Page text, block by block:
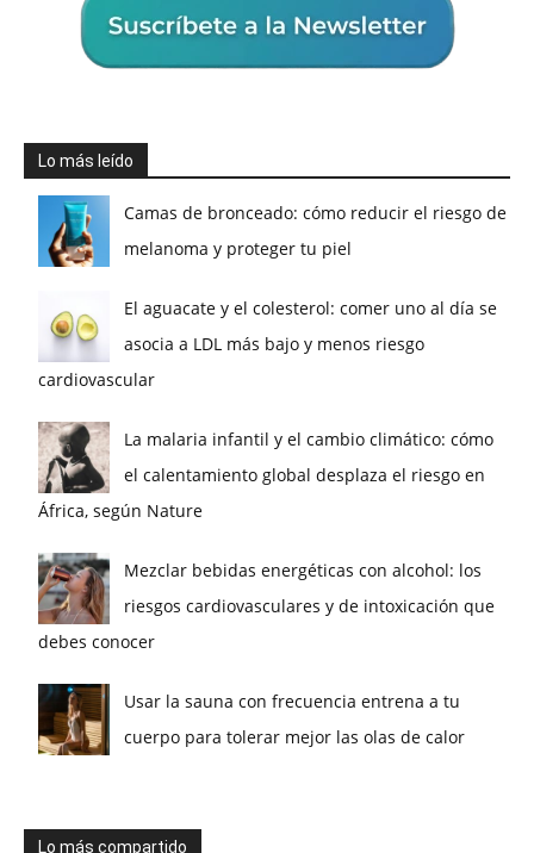
Lo más leído
Camas de bronceado: cómo reducir el riesgo de
melanoma y proteger tu piel
El aguacate y el colesterol: comer uno al día se
asocia a LDL más bajo y menos riesgo
cardiovascular
La malaria infantil y el cambio climático: cómo
el calentamiento global desplaza el riesgo en
África, según Nature
Mezclar bebidas energéticas con alcohol: los
riesgos cardiovasculares y de intoxicación que
debes conocer
Usar la sauna con frecuencia entrena a tu
cuerpo para tolerar mejor las olas de calor
Lo más compartido